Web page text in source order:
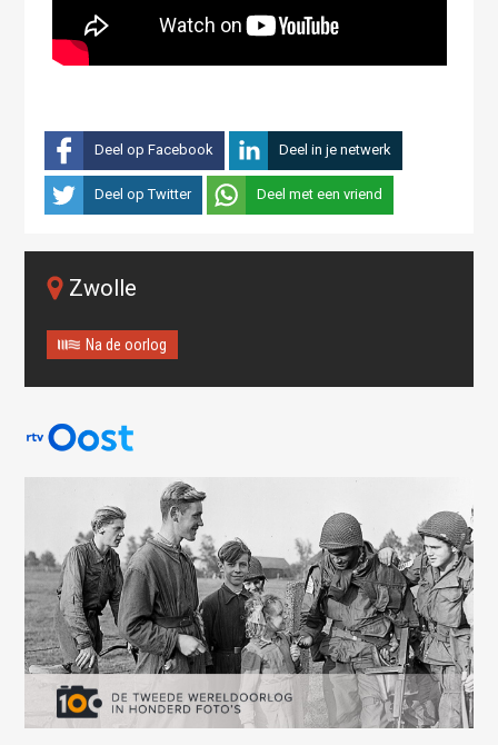
Deel op Facebook Deel in je netwerk
Deel op Twitter Deel met een vriend
Zwolle
Na de oorlog